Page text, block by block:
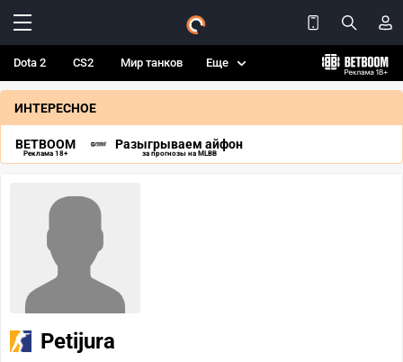
Dota 2 CS2 Мир танков Еще
ИНТЕРЕСНОЕ
BETBOOM
Реклама 18+
Разыгрываем айфон
за прогнозы на MLBB
Petijura